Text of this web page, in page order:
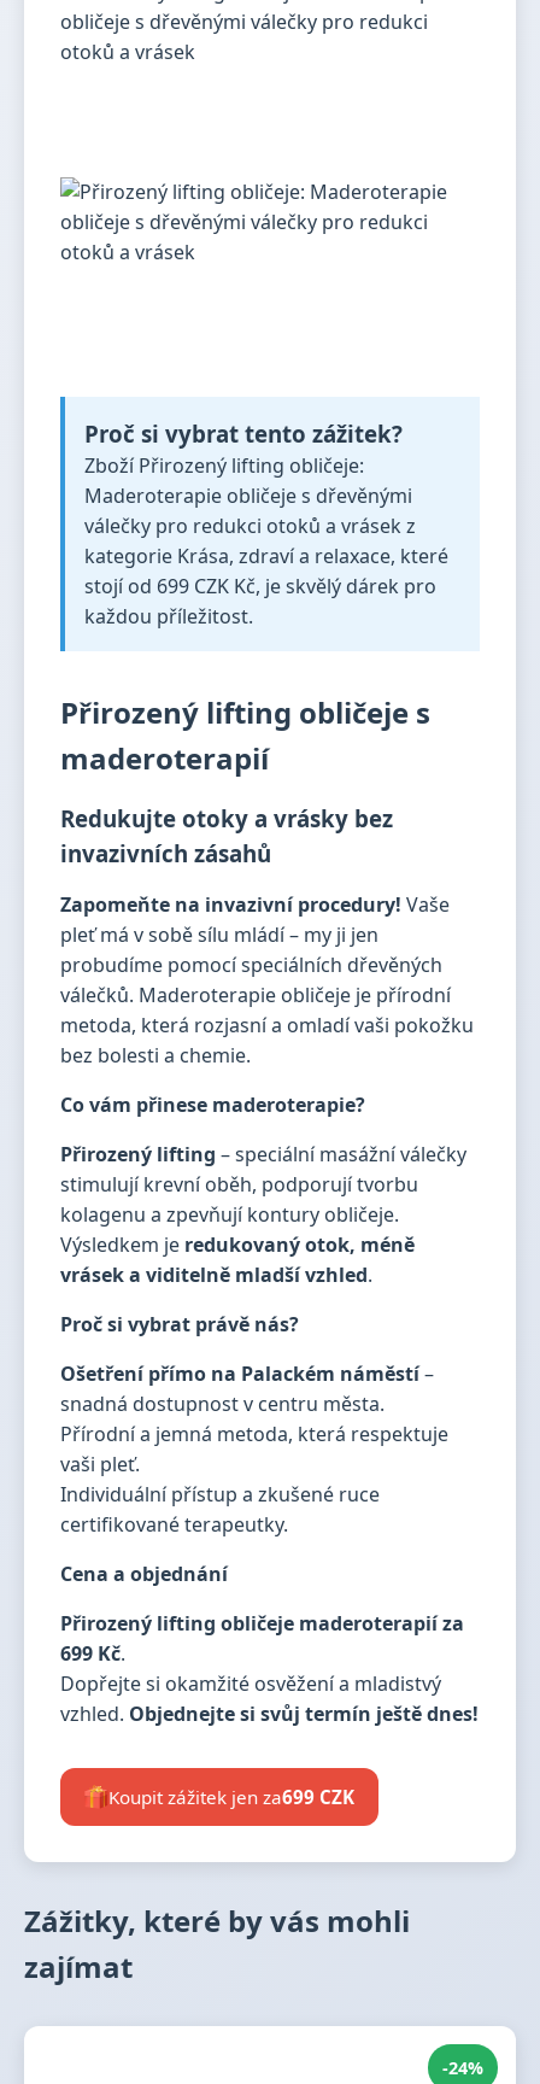
Proč si vybrat tento zážitek?
Zboží Přirozený lifting obličeje:
Maderoterapie obličeje s dřevěnými
válečky pro redukci otoků a vrásek z
kategorie Krása, zdraví a relaxace, které
stojí od 699 CZK Kč, je skvělý dárek pro
každou příležitost.
Přirozený lifting obličeje s
maderoterapií
Redukujte otoky a vrásky bez
invazivních zásahů
Zapomeňte na invazivní procedury! Vaše
pleť má v sobě sílu mládí – my ji jen
probudíme pomocí speciálních dřevěných
válečků. Maderoterapie obličeje je přírodní
metoda, která rozjasní a omladí vaši pokožku
bez bolesti a chemie.
Co vám přinese maderoterapie?
Přirozený lifting – speciální masážní válečky
stimulují krevní oběh, podporují tvorbu
kolagenu a zpevňují kontury obličeje.
Výsledkem je redukovaný otok, méně
vrásek a viditelně mladší vzhled.
Proč si vybrat právě nás?
Ošetření přímo na Palackém náměstí–
snadná dostupnost v centru města.
Přírodní a jemná metoda, která respektuje
vaši pleť.
Individuální přístup a zkušené ruce
certifikované terapeutky.
Cena a objednání
Přirozený lifting obličeje maderoterapií za
699 Kč.
Dopřejte si okamžité osvěžení a mladistvý
vzhled. Objednejte si svůj termín ještě dnes!
Koupit zážitek jen za699 CZK
Zážitky, které by vás mohli
zajímat
-24%